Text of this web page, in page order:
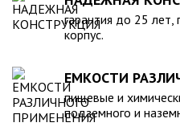
гарантия до 25
корпус.
ЕМКОСТИ
пищевые и
подземного и